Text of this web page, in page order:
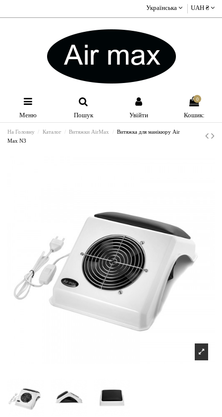
Українська UAH ₴
Меню Пошук Увійти
0
Кошик:
На Головну Каталог Витяжки AirMax
Витяжка для манікюру Air
Max N3